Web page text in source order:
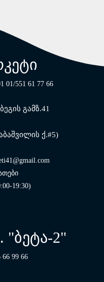
01/551 61 77 66
გამზ.41
ქ.#5)
19:30)
"ბეტა-2"
99 66